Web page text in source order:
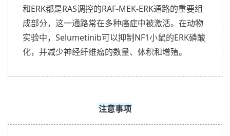
和ERK都是RAS调控的RAF-MEK-ERK通路的重要组
成部分，这一通路常在多种癌症中被激活。在动物
实验中，Selumetinib可以抑制NF1小鼠的ERK磷酸
化，并减少神经纤维瘤的数量、体积和增殖。
注意事项